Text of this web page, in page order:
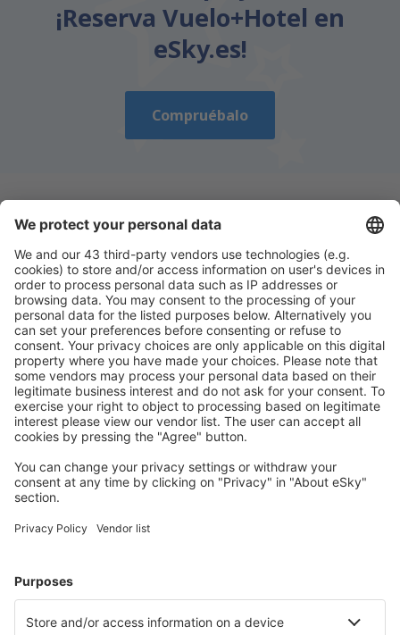
¡Reserva Vuelo+Hotel en
eSky.es!
Compruébalo
Descarga nuestra appy planifica
cómodamente tus viajes
Planifica tu viaje
Vuelos baratos
Escapadas
Vuelo+Hotel
Hoteles